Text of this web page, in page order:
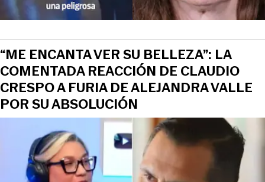
“ME ENCANTA VER SU BELLEZA”: LA
COMENTADA REACCIÓN DE CLAUDIO
CRESPO A FURIA DE ALEJANDRA VALLE
POR SU ABSOLUCIÓN